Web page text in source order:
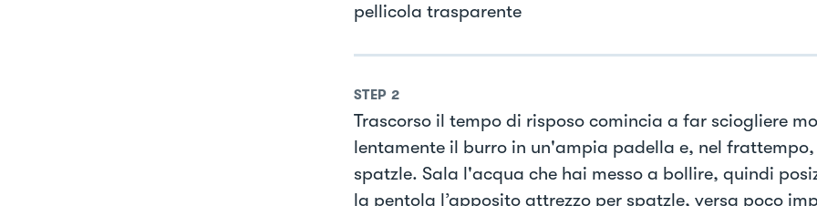
pellicola trasparente
STEP 2
Trascorso il tempo di risposo comincia a far sciogliere
lentamente il burro in un'ampia padella e, nel
spatzle. Sala l'acqua che hai messo a bollire, quindi
la pentola l’apposito attrezzo per spatzle, versa poco